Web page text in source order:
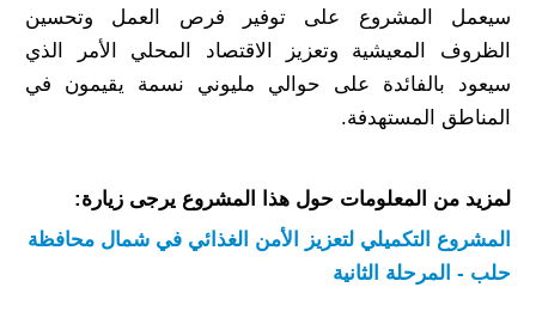
سيعمل المشروع على توفير فرص العمل وتحسين
الظروف المعيشية وتعزيز الاقتصاد المحلي الأمر الذي
سيعود بالفائدة على حوالي مليوني نسمة يقيمون في
المناطق المستهدفة.
لمزيد من المعلومات حول هذا المشروع يرجى زيارة:
المشروع التكميلي لتعزيز الأمن الغذائي في شمال محافظة
حلب - المرحلة الثانية